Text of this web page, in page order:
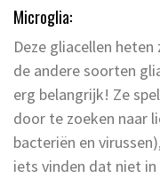
Microglia:
Deze gliacellen
de andere soorten
erg belangrijk! Ze
door te zoeken naar
bacteriën en
iets vinden dat niet